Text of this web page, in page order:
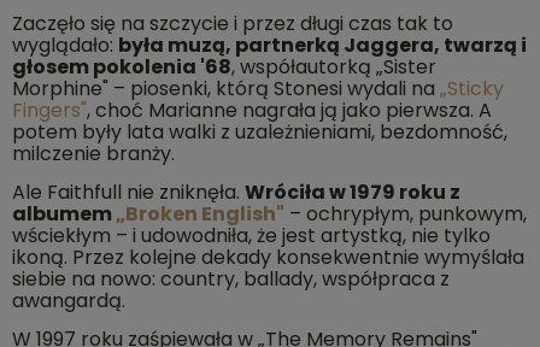
Zaczęło się na szczycie i przez długi czas tak to
wyglądało: była muzą, partnerką Jaggera, twarzą i
głosem pokolenia '68, współautorką „Sister
Morphine" – piosenki, którą Stonesi wydali na „Sticky
Fingers", choć Marianne nagrała ją jako pierwsza. A
potem były lata walki z uzależnieniami, bezdomność,
milczenie branży.
Ale Faithfull nie zniknęła. Wróciła w 1979 roku z
albumem„Broken English" – ochrypłym, punkowym,
wściekłym – i udowodniła, że jest artystką, nie tylko
ikoną. Przez kolejne dekady konsekwentnie wymyślała
siebie na nowo: country, ballady, współpraca z
awangardą.
W 1997 roku zaśpiewała w „The Memory Remains"